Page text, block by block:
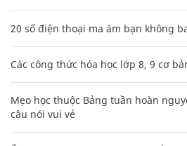
20 số điện thoại ma ám bạn không
Các công thức hóa học lớp 8, 9 cơ
Mẹo học thuộc Bảng tuần hoàn
câu nói vui vẻ